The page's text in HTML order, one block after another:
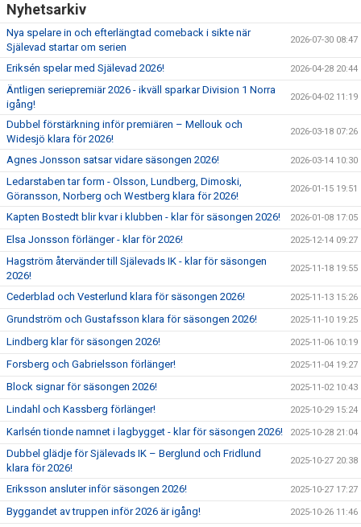
Nyhetsarkiv
Nya spelare in och efterlängtad comeback i sikte när
Själevad startar om serien
2026-07-30 08:47
Eriksén spelar med Själevad 2026! 2026-04-28 20:44
Äntligen seriepremiär 2026 - ikväll sparkar Division 1 Norra
igång!
2026-04-02 11:19
Dubbel förstärkning inför premiären – Mellouk och
Widesjö klara för 2026!
2026-03-18 07:26
Agnes Jonsson satsar vidare säsongen 2026! 2026-03-14 10:30
Ledarstaben tar form - Olsson, Lundberg, Dimoski,
Göransson, Norberg och Westberg klara för 2026!
2026-01-15 19:51
Kapten Bostedt blir kvar i klubben - klar för säsongen 2026! 2026-01-08 17:05
Elsa Jonsson förlänger - klar för 2026! 2025-12-14 09:27
Hagström återvänder till Själevads IK - klar för säsongen
2026!
2025-11-18 19:55
Cederblad och Vesterlund klara för säsongen 2026! 2025-11-13 15:26
Grundström och Gustafsson klara för säsongen 2026! 2025-11-10 19:25
Lindberg klar för säsongen 2026! 2025-11-06 10:19
Forsberg och Gabrielsson förlänger! 2025-11-04 19:27
Block signar för säsongen 2026! 2025-11-02 10:43
Lindahl och Kassberg förlänger! 2025-10-29 15:24
Karlsén tionde namnet i lagbygget - klar för säsongen 2026! 2025-10-28 21:04
Dubbel glädje för Själevads IK – Berglund och Fridlund
klara för 2026!
2025-10-27 20:38
Eriksson ansluter inför säsongen 2026! 2025-10-27 17:27
Byggandet av truppen inför 2026 är igång! 2025-10-26 11:46